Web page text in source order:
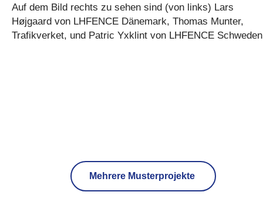
Auf dem Bild rechts zu sehen sind (von links) Lars
Højgaard von LHFENCE Dänemark, Thomas Munter,
Trafikverket, und Patric Yxklint von LHFENCE
Mehrere Musterprojekte